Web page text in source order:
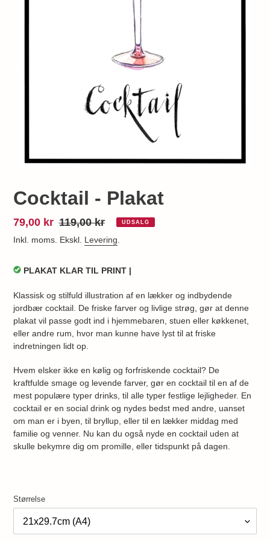
Cocktail - Plakat
Udsalgspris
79,00 kr Normalpris
119,00 kr UDSALG
Inkl. moms. Ekskl. Levering.
PLAKAT KLAR TIL PRINT |
Klassisk og stilfuld illustration af en lækker og indbydende
jordbær cocktail. De friske farver og livlige strøg, gør at denne
plakat vil passe godt ind i hjemmebaren, stuen eller køkkenet,
eller andre rum, hvor man kunne have lyst til at friske
indretningen lidt op.
Hvem elsker ikke en kølig og forfriskende cocktail? De
kraftfulde smage og levende farver, gør en cocktail til en af de
mest populære typer drinks, til alle typer festlige lejligheder. En
cocktail er en social drink og nydes bedst med andre, uanset
om man er i byen, til bryllup, eller til en lækker middag med
familie og venner. Nu kan du også nyde en cocktail uden at
skulle bekymre dig om promille, eller tidspunkt på dagen.
Størrelse